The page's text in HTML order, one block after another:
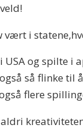
vært i
USA og spilte i
så flinke til
flere